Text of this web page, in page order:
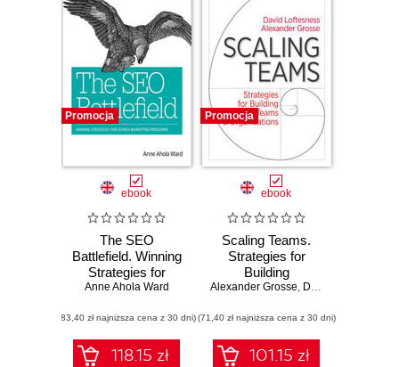
Promocja
ebook
The SEO
Battlefield. Winning
Strategies for
Search Marketing
Anne Ahola Ward
(83,40 zł najniższa cena z 30 dni)
118.15 zł
Promocja
ebook
Scaling Teams.
Strategies for
Building
Successful Teams
Alexander Grosse, David Loftesness
(71,40 zł najniższa cena z 30 dni)
101.15 zł